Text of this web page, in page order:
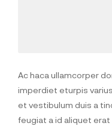
Ac haca ullamcorper
imperdiet eturpis
et vestibulum duis a
feugiat a id aliquet